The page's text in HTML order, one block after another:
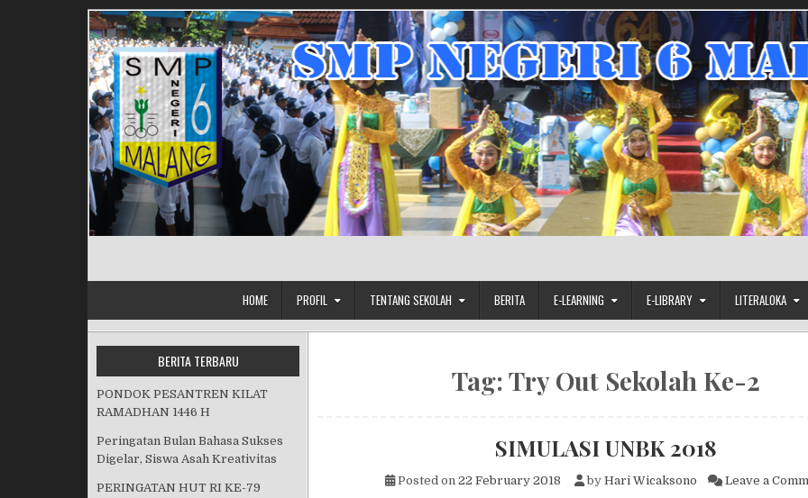
HOME PROFIL TENTANG SEKOLAH BERITA E-LEARNING E-LIBRARY LITERALOKA
Tag:Try Out Sekolah Ke-2
SIMULASI UNBK 2018
Posted on 22 February 2018 by Hari Wicaksono Leave a
BERITA TERBARU
PONDOK PESANTREN KILAT
RAMADHAN 1446 H
Peringatan Bulan Bahasa Sukses
Digelar, Siswa Asah Kreativitas
PERINGATAN HUT RI KE-79